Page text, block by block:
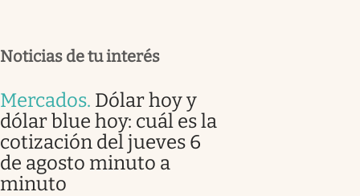
Noticias de tu interés
Mercados. Dólar hoy y
dólar blue hoy: cuál es la
cotización del jueves 6
de agosto minuto a
minuto